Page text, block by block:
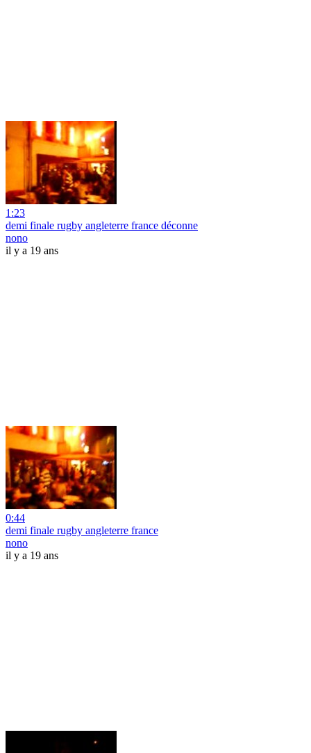
1:23
demi finale rugby angleterre france déconne
nono
il y a 19 ans
0:44
demi finale rugby angleterre france
nono
il y a 19 ans